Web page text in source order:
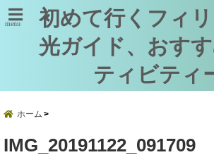
menu
初めて行くフィ
光ガイド、おす
ティビティ
ホーム
IMG_20191122_091709